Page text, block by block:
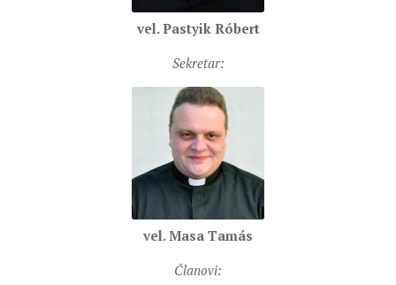
SINODSKA MOLITVA
SINODSKI URED
KOORDINACIONA GRUPA
RADNE GRUPE SINODE
SINODSKI VESNIK
ZAŠTITA MALOLJETNIKA
vel. Pastyik Róbert
Sekretar:
vel. Masa Tamás
Članovi: